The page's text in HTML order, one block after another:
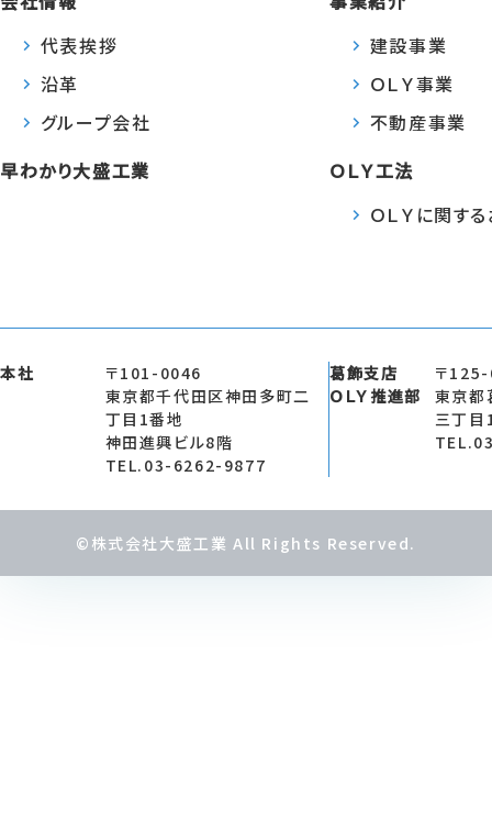
代表挨拶
沿革
グループ会社
早わかり大盛工業
建設事業
ＯＬＹ事業
不動産事業
ＯＬＹ工法
ＯＬＹに関す
本社
〒101-0046
東京都千代田区神田多町二
丁目1番地
神田進興ビル8階
TEL.03-6262-9877
葛飾支店
ＯＬＹ推進部
〒
東京都
三丁
©株式会社大盛工業 All Rights Reserved.